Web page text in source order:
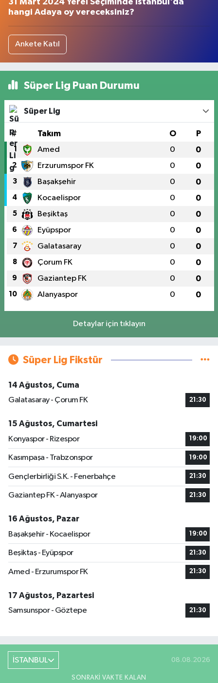
31 Mart 2024 Yerel Seçiminde İstanbul'da
hangi Adaya oy vereceksiniz?
Ankete Katıl
Süper Lig Puan Durumu
Süper Lig
# Takım O P
1 Amed 0 0
2 Erzurumspor FK 0 0
3 Başakşehir 0 0
4 Kocaelispor 0 0
5 Beşiktaş 0 0
6 Eyüpspor 0 0
7 Galatasaray 0 0
8 Çorum FK 0 0
9 Gaziantep FK 0 0
10 Alanyaspor 0 0
Detaylar için tıklayın
Süper Lig Fikstür
14 Ağustos, Cuma
Galatasaray - Çorum FK
21:30
15 Ağustos, Cumartesi
Konyaspor - Rizespor
19:00
Kasımpaşa - Trabzonspor 19:00
Gençlerbirliği S.K. - Fenerbahçe 21:30
Gaziantep FK - Alanyaspor 21:30
16 Ağustos, Pazar
Başakşehir - Kocaelispor
19:00
Beşiktaş - Eyüpspor 21:30
Amed - Erzurumspor FK 21:30
17 Ağustos, Pazartesi
Samsunspor - Göztepe
21:30
İSTANBUL 08.08.2026
SONRAKI VAKTE KALAN